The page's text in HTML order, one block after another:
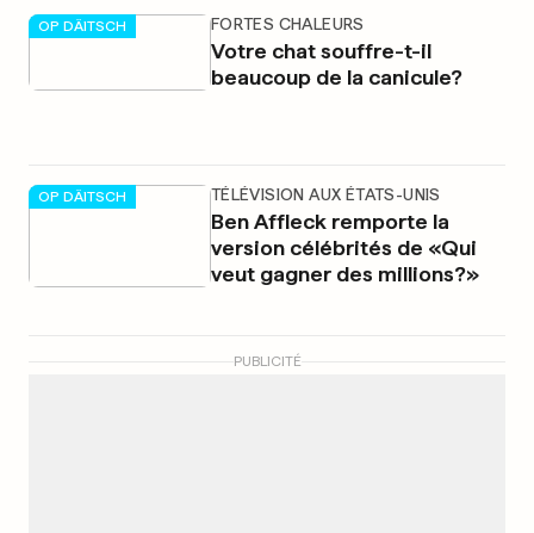
OP DÄITSCH FORTES CHALEURS
Votre chat souffre-t-il
beaucoup de la canicule?
OP DÄITSCH TÉLÉVISION AUX ÉTATS-UNIS
Ben Affleck remporte la
version célébrités de «Qui
veut gagner des millions?»
PUBLICITÉ